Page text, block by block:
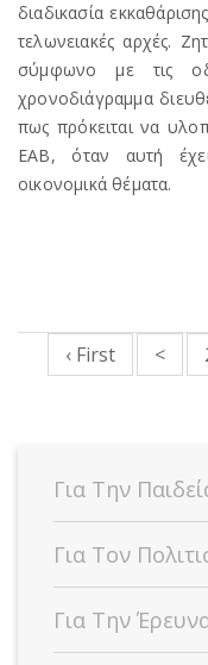
διαδικασία
τελωνειακές αρχές.
σύμφωνο με τις
χρονοδιάγραμμα
πως πρόκειται να
ΕΑΒ, όταν αυτή
οικονομικά θέματα.
‹ First <
Για Την
Για Τον
Για Την